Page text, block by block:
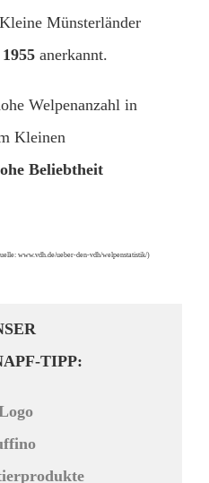
Münsterländer
anerkannt.
Welpenanzahl in
Kleinen
Beliebtheit
www.vdh.de/ueber-den-vdh/welpenstatistik/)
TIPP: